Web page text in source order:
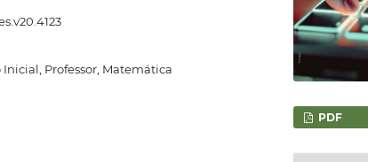
Professor, Matemática
PDF